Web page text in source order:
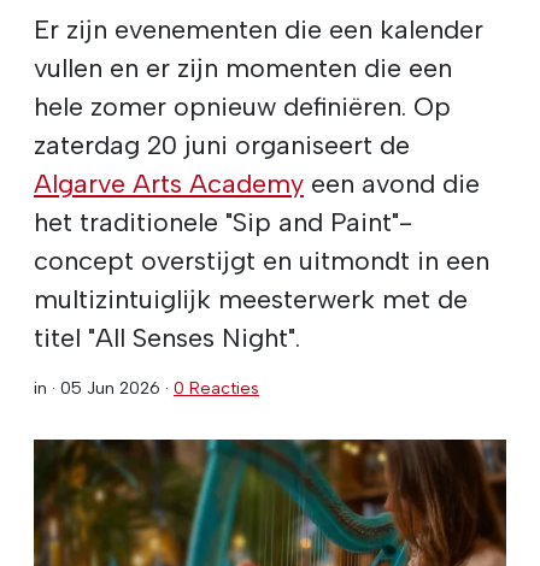
Er zijn evenementen die een kalender
vullen en er zijn momenten die een
hele zomer opnieuw definiëren. Op
zaterdag 20 juni organiseert de
Algarve Arts Academy een avond die
het traditionele "Sip and Paint"-
concept overstijgt en uitmondt in een
multizintuiglijk meesterwerk met de
titel "All Senses Night".
in · 05 Jun 2026 · 0 Reacties